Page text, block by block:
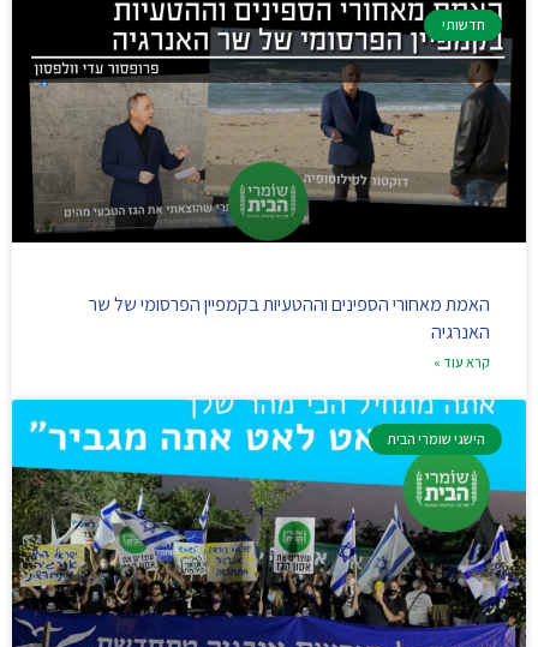
חדשותי
האמת מאחורי הספינים וההטעיות בקמפיין הפרסומי של שר
האנרגיה
קרא עוד »
הישגי שומרי הבית